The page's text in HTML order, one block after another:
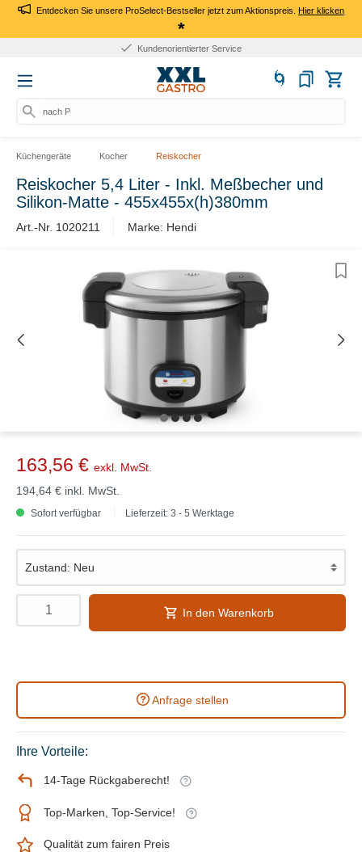
Entdecken Sie unsere ProSelect-Bestseller jetzt zum Aktionspreis.Hier klicken
*
Kundenorientierter Service
nach Prod
Küchengeräte Kocher Reiskocher
Reiskocher 5,4 Liter - Inkl. Meßbecher und
Silikon-Matte - 455x455x(h)380mm
Art.-Nr. 1020211 Marke: Hendi
163,56 € exkl. MwSt.
194,64 € inkl. MwSt.
Sofort verfügbar Lieferzeit: 3 - 5 Werktage
In den Warenkorb
Anfrage stellen
Ihre Vorteile:
14-Tage Rückgaberecht!
Top-Marken, Top-Service!
Qualität zum fairen Preis